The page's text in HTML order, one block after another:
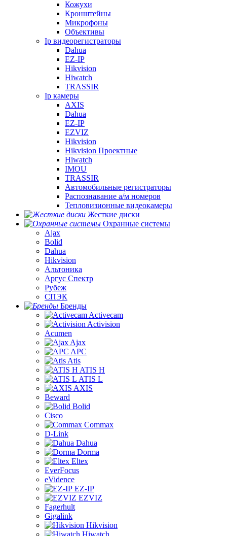
Кожухи
Кронштейны
Микрофоны
Объективы
Ip видеорегистраторы
Dahua
EZ-IP
Hikvision
Hiwatch
TRASSIR
Ip камеры
AXIS
Dahua
EZ-IP
EZVIZ
Hikvision
Hikvision Проектные
Hiwatch
IMOU
TRASSIR
Автомобильные регистраторы
Распознавание а/м номеров
Тепловизионные видеокамеры
Жесткие диски
Охранные системы
Ajax
Bolid
Dahua
Hikvision
Альтоника
Аргус Спектр
Рубеж
СПЭК
Бренды
Activecam
Activision
Acumen
Ajax
APC
Atis
ATIS H
ATIS L
AXIS
Beward
Bolid
Cisco
Commax
D-Link
Dahua
Dorma
Eltex
EverFocus
eVidence
EZ-IP
EZVIZ
Fagerhult
Gigalink
Hikvision
Hiwatch